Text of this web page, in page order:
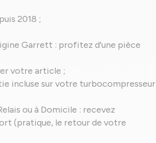
2018 ;
Garrett : profitez d'une pièce
votre article ;
incluse sur votre turbocompresseur
ou à Domicile : recevez
(pratique, le retour de votre